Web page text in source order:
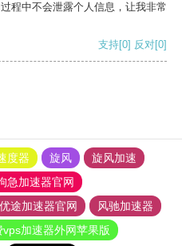
程中不会泄露个人信息，让我非常
支持[0] 反对[0]
度器 旋风
旋风加速
急加速器官网
优途加速器官网
风驰加速器
vps加速器外网苹果版